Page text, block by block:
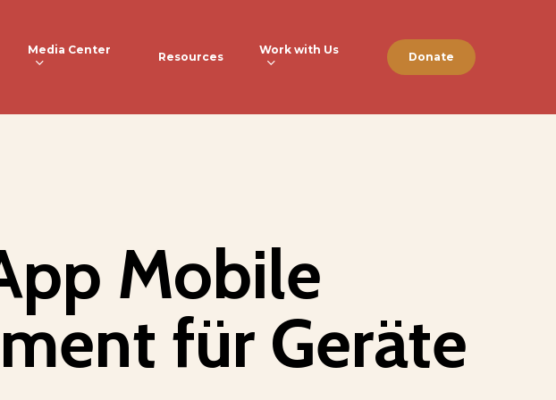
Media Center
Resources
Work with Us
Donate
Mobile
für Geräte